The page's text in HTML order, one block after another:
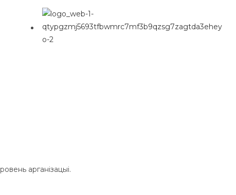
P
арганізацыі.